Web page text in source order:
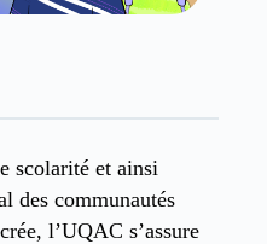
scolarité et ainsi
des communautés
l’UQAC s’assure